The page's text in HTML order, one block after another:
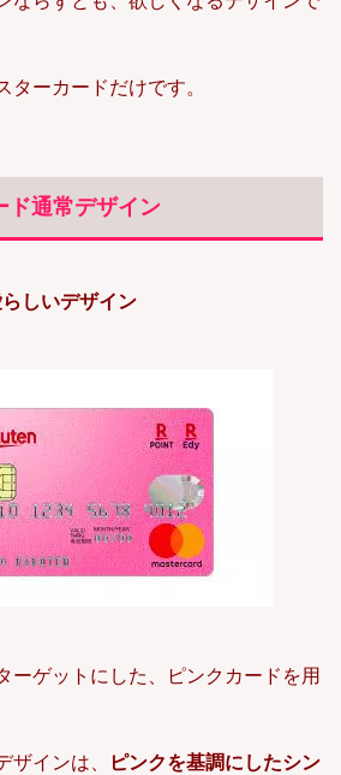
ターカードだけです。
ド通常デザイン
しいデザイン
ーゲットにした、ピンクカードを用
ザインは、
ピンクを基調にしたシン